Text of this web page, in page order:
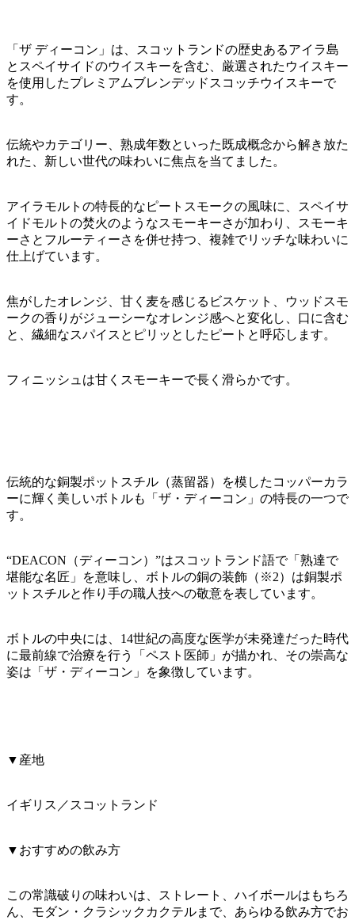
「ザ ディーコン」は、スコットランドの歴史あるアイラ島
とスペイサイドのウイスキーを含む、厳選されたウイスキー
を使用したプレミアムブレンデッドスコッチウイスキーで
す。
伝統やカテゴリー、熟成年数といった既成概念から解き放た
れた、新しい世代の味わいに焦点を当てました。
アイラモルトの特長的なピートスモークの風味に、スペイサ
イドモルトの焚火のようなスモーキーさが加わり、スモーキ
ーさとフルーティーさを併せ持つ、複雑でリッチな味わいに
仕上げています。
焦がしたオレンジ、甘く麦を感じるビスケット、ウッドスモ
ークの香りがジューシーなオレンジ感へと変化し、口に含む
と、繊細なスパイスとピリッとしたピートと呼応します。
フィニッシュは甘くスモーキーで長く滑らかです。
伝統的な銅製ポットスチル（蒸留器）を模したコッパーカラ
ーに輝く美しいボトルも「ザ・ディーコン」の特長の一つで
す。
“DEACON（ディーコン）”はスコットランド語で「熟達で
堪能な名匠」を意味し、ボトルの銅の装飾（※2）は銅製ポ
ットスチルと作り手の職人技への敬意を表しています。
ボトルの中央には、14世紀の高度な医学が未発達だった時代
に最前線で治療を行う「ペスト医師」が描かれ、その崇高な
姿は「ザ・ディーコン」を象徴しています。
▼産地
イギリス／スコットランド
▼おすすめの飲み方
この常識破りの味わいは、ストレート、ハイボールはもちろ
ん、モダン・クラシックカクテルまで、あらゆる飲み方でお